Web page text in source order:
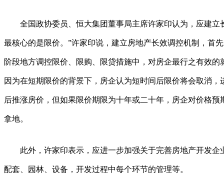
全国政协委员、恒大集团董事局主席许家印认为，应建立
最核心的是限价。”许家印说，建立房地产长效调控机制，首
阶段地方调控限价、限购、限贷措施中，对房企最行之有效
因为在短期限价的背景下，房企认为短时间后限价将会取消
后推涨房价，但如果限价期限为十年或二十年，房企对价格
拿地。
此外，许家印表示，应进一步加强关于完善房地产开发企
配套、园林、设备，开发过程中每个环节的管理等。